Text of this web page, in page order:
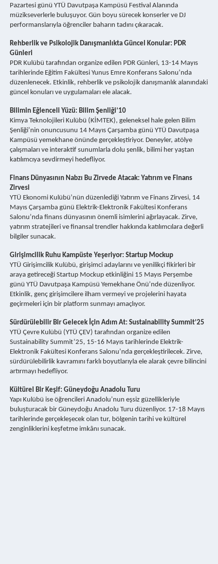
Pazartesi günü YTÜ Davutpaşa Kampüsü Festival Alanında
müzikseverlerle buluşuyor. Gün boyu sürecek konserler ve DJ
performanslarıyla öğrenciler baharın tadını çıkaracak.
Rehberlik ve Psikolojik Danışmanlıkta Güncel Konular: PDR
Günleri
PDR Kulübü tarafından organize edilen PDR Günleri, 13-14 Mayıs
tarihlerinde Eğitim Fakültesi Yunus Emre Konferans Salonu’nda
düzenlenecek. Etkinlik, rehberlik ve psikolojik danışmanlık alanındaki
güncel konuları ve uygulamaları ele alacak.
Bilimin Eğlenceli Yüzü: Bilim Şenliği’10
Kimya Teknolojileri Kulübü (KİMTEK), geleneksel hale gelen Bilim
Şenliği’nin onuncusunu 14 Mayıs Çarşamba günü YTÜ Davutpaşa
Kampüsü yemekhane önünde gerçekleştiriyor. Deneyler, atölye
çalışmaları ve interaktif sunumlarla dolu şenlik, bilimi her yaştan
katılımcıya sevdirmeyi hedefliyor.
Finans Dünyasının Nabzı Bu Zirvede Atacak: Yatırım ve Finans
Zirvesi
YTÜ Ekonomi Kulübü’nün düzenlediği Yatırım ve Finans Zirvesi, 14
Mayıs Çarşamba günü Elektrik-Elektronik Fakültesi Konferans
Salonu’nda finans dünyasının önemli isimlerini ağırlayacak. Zirve,
yatırım stratejileri ve finansal trendler hakkında katılımcılara değerli
bilgiler sunacak.
Girişimcilik Ruhu Kampüste Yeşeriyor: Startup Mockup
YTÜ Girişimcilik Kulübü, girişimci adaylarını ve yenilikçi fikirleri bir
araya getireceği Startup Mockup etkinliğini 15 Mayıs Perşembe
günü YTÜ Davutpaşa Kampüsü Yemekhane Önü’nde düzenliyor.
Etkinlik, genç girişimcilere ilham vermeyi ve projelerini hayata
geçirmeleri için bir platform sunmayı amaçlıyor.
Sürdürülebilir Bir Gelecek İçin Adım At: Sustainability Summit’25
YTÜ Çevre Kulübü (YTÜ ÇEV) tarafından organize edilen
Sustainability Summit’25, 15-16 Mayıs tarihlerinde Elektrik-
Elektronik Fakültesi Konferans Salonu’nda gerçekleştirilecek. Zirve,
sürdürülebilirlik kavramını farklı boyutlarıyla ele alarak çevre bilincini
artırmayı hedefliyor.
Kültürel Bir Keşif: Güneydoğu Anadolu Turu
Yapı Kulübü ise öğrencileri Anadolu’nun eşsiz güzellikleriyle
buluşturacak bir Güneydoğu Anadolu Turu düzenliyor. 17-18 Mayıs
tarihlerinde gerçekleşecek olan tur, bölgenin tarihi ve kültürel
zenginliklerini keşfetme imkânı sunacak.